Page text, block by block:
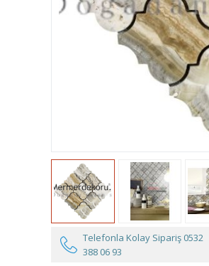
Telefonla Kolay Sipariş 0532
388 06 93